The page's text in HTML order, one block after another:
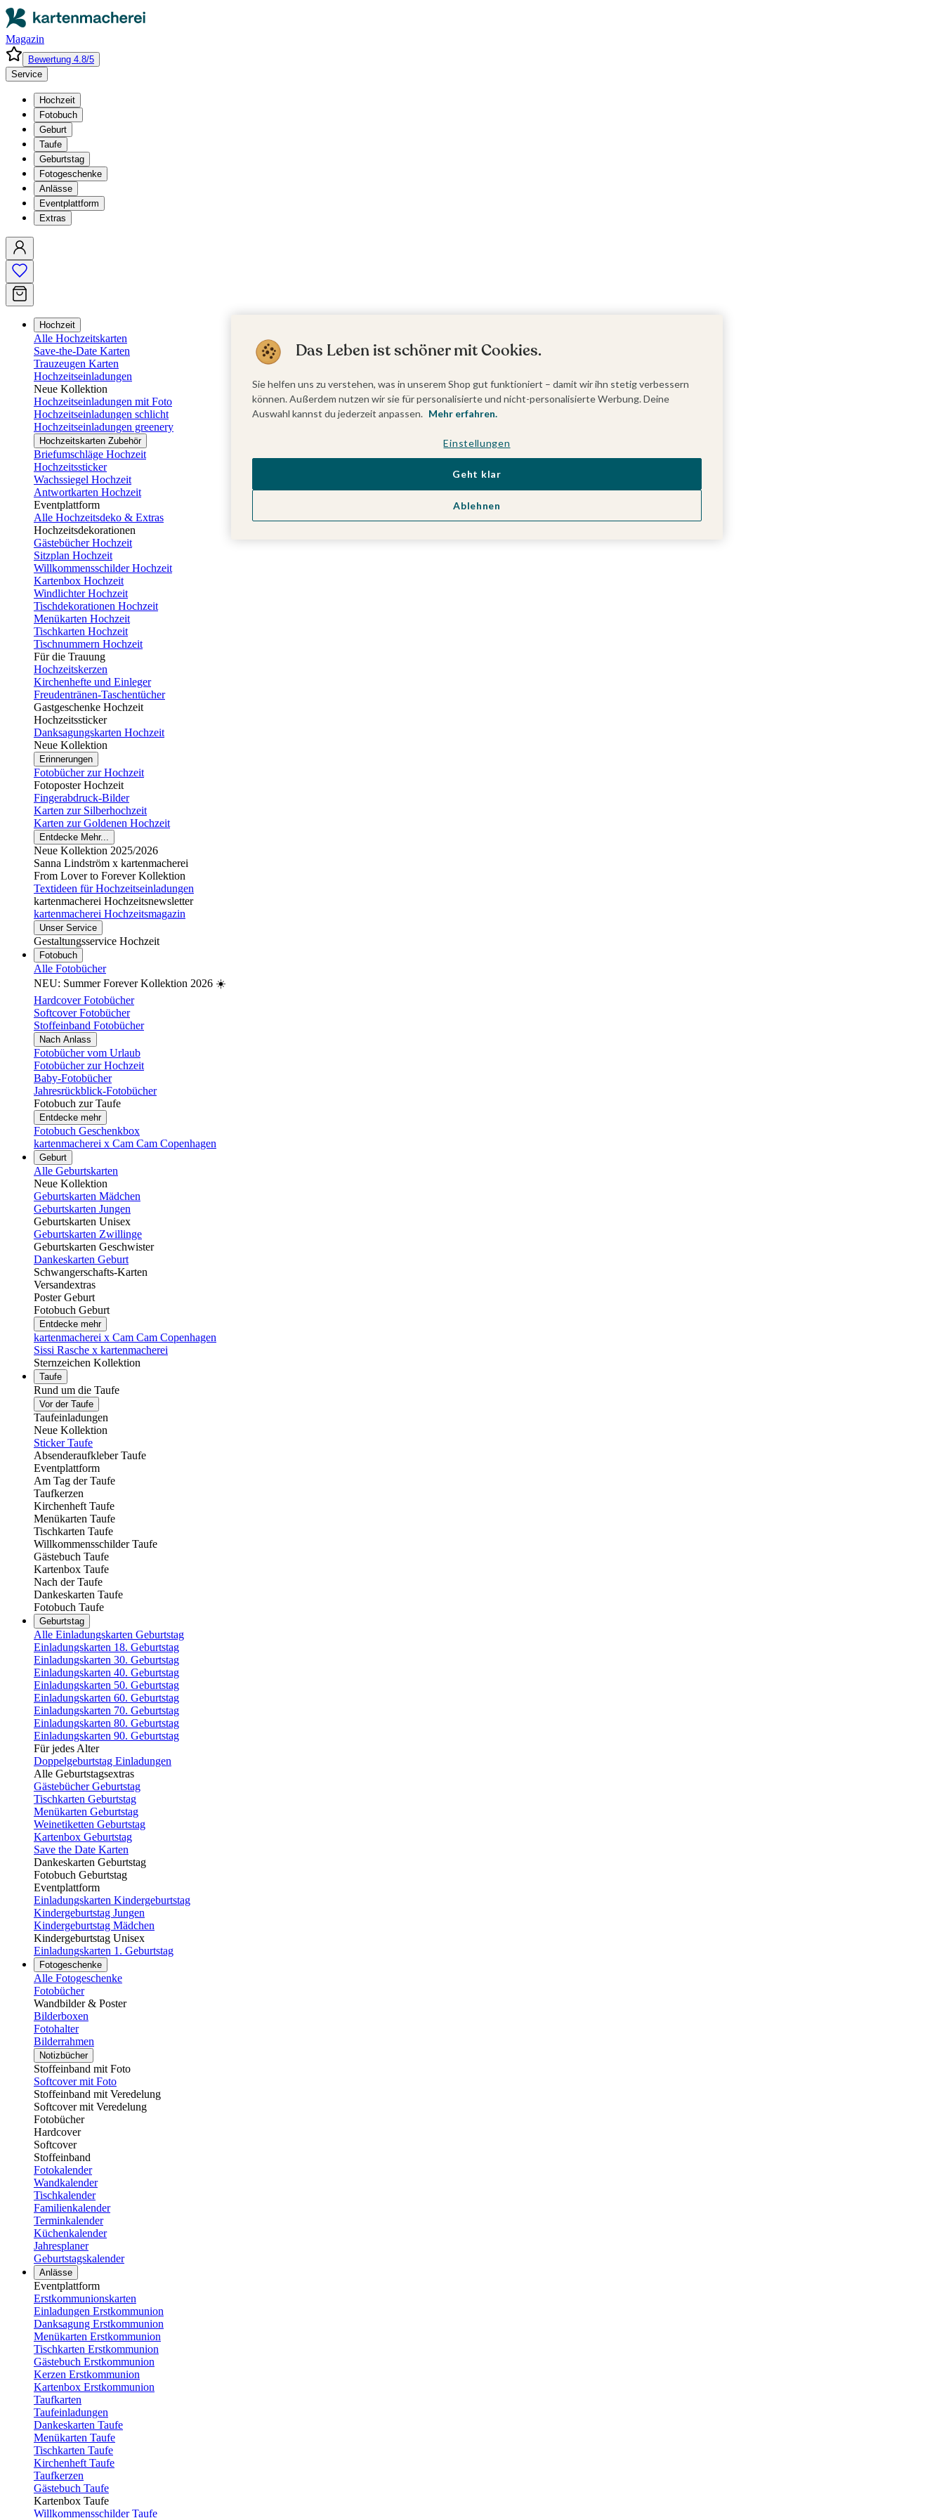
Magazin
Bewertung 4.8/5
Service
Hochzeit
Fotobuch
Geburt
Taufe
Geburtstag
Fotogeschenke
Anlässe
Eventplattform
Extras
Hochzeit
Alle Hochzeitskarten
Save-the-Date Karten
Trauzeugen Karten
Hochzeitseinladungen
Neue Kollektion
Hochzeitseinladungen mit Foto
Hochzeitseinladungen schlicht
Hochzeitseinladungen greenery
Hochzeitskarten Zubehör
Briefumschläge Hochzeit
Hochzeitssticker
Wachssiegel Hochzeit
Antwortkarten Hochzeit
Eventplattform
Alle Hochzeitsdeko & Extras
Hochzeitsdekorationen
Gästebücher Hochzeit
Sitzplan Hochzeit
Willkommensschilder Hochzeit
Kartenbox Hochzeit
Windlichter Hochzeit
Tischdekorationen Hochzeit
Menükarten Hochzeit
Tischkarten Hochzeit
Tischnummern Hochzeit
Für die Trauung
Hochzeitskerzen
Kirchenhefte und Einleger
Freudentränen-Taschentücher
Gastgeschenke Hochzeit
Hochzeitssticker
Danksagungskarten Hochzeit
Neue Kollektion
Erinnerungen
Fotobücher zur Hochzeit
Fotoposter Hochzeit
Fingerabdruck-Bilder
Karten zur Silberhochzeit
Karten zur Goldenen Hochzeit
Entdecke Mehr...
Neue Kollektion 2025/2026
Sanna Lindström x kartenmacherei
From Lover to Forever Kollektion
Textideen für Hochzeitseinladungen
kartenmacherei Hochzeitsnewsletter
kartenmacherei Hochzeitsmagazin
Unser Service
Gestaltungsservice Hochzeit
Fotobuch
Alle Fotobücher
NEU: Summer Forever Kollektion 2026 ☀️
Hardcover Fotobücher
Softcover Fotobücher
Stoffeinband Fotobücher
Nach Anlass
Fotobücher vom Urlaub
Fotobücher zur Hochzeit
Baby-Fotobücher
Jahresrückblick-Fotobücher
Fotobuch zur Taufe
Entdecke mehr
Fotobuch Geschenkbox
kartenmacherei x Cam Cam Copenhagen
Geburt
Alle Geburtskarten
Neue Kollektion
Geburtskarten Mädchen
Geburtskarten Jungen
Geburtskarten Unisex
Geburtskarten Zwillinge
Geburtskarten Geschwister
Dankeskarten Geburt
Schwangerschafts-Karten
Versandextras
Poster Geburt
Fotobuch Geburt
Entdecke mehr
kartenmacherei x Cam Cam Copenhagen
Sissi Rasche x kartenmacherei
Sternzeichen Kollektion
Taufe
Rund um die Taufe
Vor der Taufe
Taufeinladungen
Neue Kollektion
Sticker Taufe
Absenderaufkleber Taufe
Eventplattform
Am Tag der Taufe
Taufkerzen
Kirchenheft Taufe
Menükarten Taufe
Tischkarten Taufe
Willkommensschilder Taufe
Gästebuch Taufe
Kartenbox Taufe
Nach der Taufe
Dankeskarten Taufe
Fotobuch Taufe
Geburtstag
Alle Einladungskarten Geburtstag
Einladungskarten 18. Geburtstag
Einladungskarten 30. Geburtstag
Einladungskarten 40. Geburtstag
Einladungskarten 50. Geburtstag
Einladungskarten 60. Geburtstag
Einladungskarten 70. Geburtstag
Einladungskarten 80. Geburtstag
Einladungskarten 90. Geburtstag
Für jedes Alter
Doppelgeburtstag Einladungen
Alle Geburtstagsextras
Gästebücher Geburtstag
Tischkarten Geburtstag
Menükarten Geburtstag
Weinetiketten Geburtstag
Kartenbox Geburtstag
Save the Date Karten
Dankeskarten Geburtstag
Fotobuch Geburtstag
Eventplattform
Einladungskarten Kindergeburtstag
Kindergeburtstag Jungen
Kindergeburtstag Mädchen
Kindergeburtstag Unisex
Einladungskarten 1. Geburtstag
Fotogeschenke
Alle Fotogeschenke
Fotobücher
Wandbilder & Poster
Bilderboxen
Fotohalter
Bilderrahmen
Notizbücher
Stoffeinband mit Foto
Softcover mit Foto
Stoffeinband mit Veredelung
Softcover mit Veredelung
Fotobücher
Hardcover
Softcover
Stoffeinband
Fotokalender
Wandkalender
Tischkalender
Familienkalender
Terminkalender
Küchenkalender
Jahresplaner
Geburtstagskalender
Anlässe
Eventplattform
Erstkommunionskarten
Einladungen Erstkommunion
Danksagung Erstkommunion
Menükarten Erstkommunion
Tischkarten Erstkommunion
Gästebuch Erstkommunion
Kerzen Erstkommunion
Kartenbox Erstkommunion
Taufkarten
Taufeinladungen
Dankeskarten Taufe
Menükarten Taufe
Tischkarten Taufe
Kirchenheft Taufe
Taufkerzen
Gästebuch Taufe
Kartenbox Taufe
Willkommensschilder Taufe
Das Leben ist schöner mit Cookies.
Sie helfen uns zu verstehen, was in unserem Shop gut funktioniert – damit wir ihn stetig verbessern
können. Außerdem nutzen wir sie für personalisierte und nicht-personalisierte Werbung. Deine
Auswahl kannst du jederzeit anpassen. Mehr erfahren.
Einstellungen
Ablehnen
Geht klar